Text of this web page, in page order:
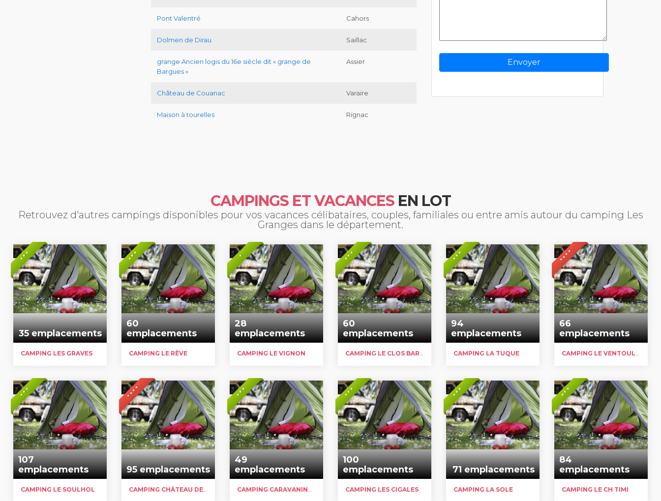
Pont Valentré Cahors
Dolmen de Dirau Saillac
grange Ancien logis du 16e siècle dit « grange de
Bargues »
Assier
Château de Couanac Varaire
Maison à tourelles Rignac
CAMPINGS ET VACANCESEN LOT
Retrouvez d'autres campings disponibles pour vos vacances célibataires, couples, familiales ou entre amis autour du camping Les
Granges dans le département.
* * *
35 emplacements
CAMPING LES GRAVES
* * *
60
emplacements
CAMPING LE RÊVE
*
28
emplacements
CAMPING LE VIGNON
* * *
60
emplacements
CAMPING LE CLOS BARRAT
* * *
94
emplacements
CAMPING LA TUQUE
* * * *
66
emplacements
CAMPING LE VENTOULOU
* * *
107
emplacements
CAMPING LE SOULHOL
* * * *
95 emplacements
CAMPING CHÂTEAU DE LACOMTE COUNTRY CLUB
* * *
49
emplacements
CAMPING CARAVANING LE ROC
* * *
100
emplacements
CAMPING LES CIGALES
* * *
71 emplacements
CAMPING LA SOLE
* * *
84
emplacements
CAMPING LE CH TIMI